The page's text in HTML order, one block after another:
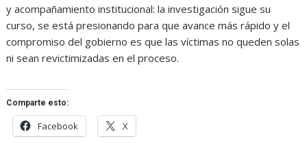
y acompañamiento institucional: la investigación sigue su
curso, se está presionando para que avance más rápido y el
compromiso del gobierno es que las víctimas no queden solas
ni sean revictimizadas en el proceso.
Comparte esto:
Facebook X